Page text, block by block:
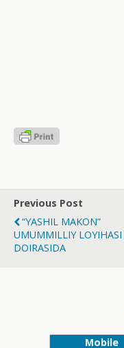
Previous Post
“YASHIL MAKON”
UMUMMILLIY LOYIHASI
DOIRASIDA
Mobile